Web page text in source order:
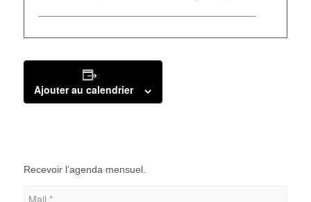
Ajouter au calendrier
Recevoir l’agenda mensuel.